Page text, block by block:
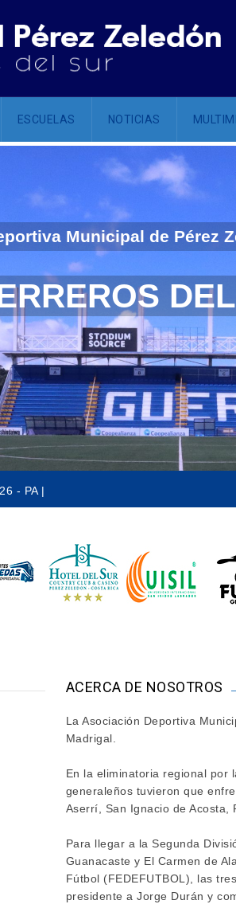
ESCUELAS NOTICIAS
Municipal de Pérez
- PAULO CÉSAR WANCHOPE |
ACERCA DE NOSOTROS
La Asociación Deportiva
Madrigal.
En la eliminatoria regional por
generaleños tuvieron que
Aserrí, San Ignacio de Acosta,
Para llegar a la Segunda
Guanacaste y El Carmen de
Fútbol (FEDEFUTBOL), las
presidente a Jorge Durán y